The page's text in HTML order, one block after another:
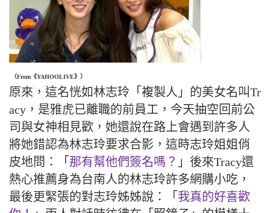
（From《YAHOOLIVE》）
原來，這名恍如林志玲「複製人」的美女名叫Tr
acy，是雅虎已離職的前員工，今天抽空回前公
司與女神相見歡，她還說在路上會遇到許多人
將她錯認為林志玲要求合影，這時志玲姐姐俏
皮地問：「 那有幫他們簽名嗎？ 」後來Tracy還
熱心推薦身為台南人的林志玲許多網購小吃，
最後更緊張的對志玲姊姊說：「 我真的好喜歡